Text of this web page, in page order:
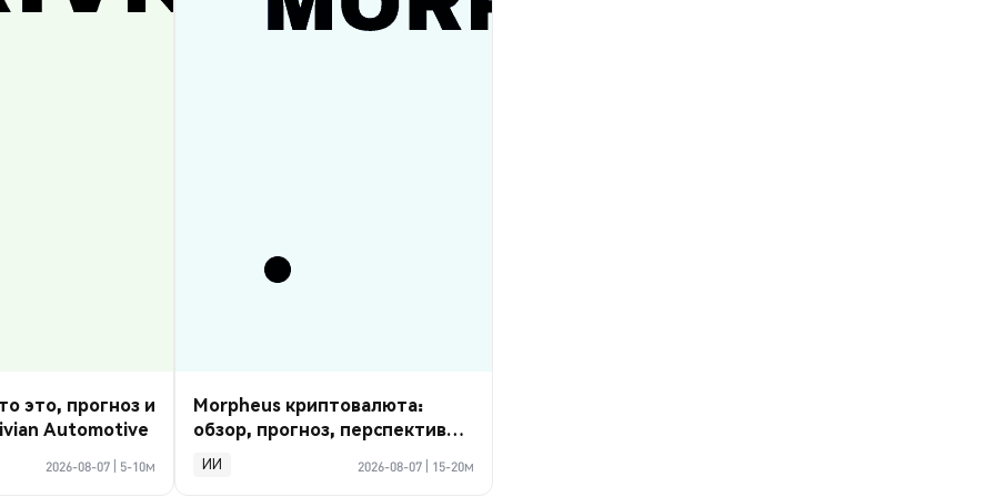
это, прогноз и
Automotive
2026-08-07 5-10м
Morpheus криптовалюта:
обзор, прогноз, перспективы
2026
ИИ 2026-08-07 15-20м